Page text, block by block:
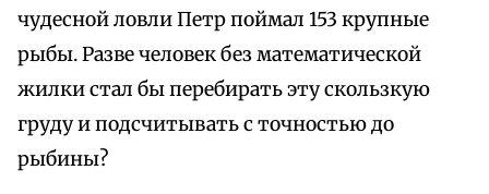
чудесной ловли Петр поймал 153 крупные
рыбы. Разве человек без математической
жилки стал бы перебирать эту скользкую
груду и подсчитывать с точностью до
рыбины?